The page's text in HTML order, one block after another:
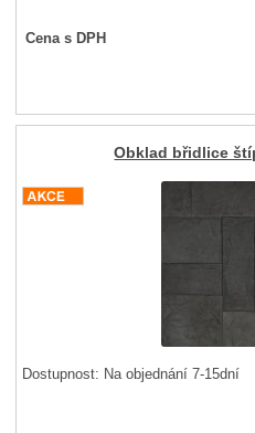
Cena s DPH
Obklad břidlice
Dostupnost: Na objednání 7-15dní